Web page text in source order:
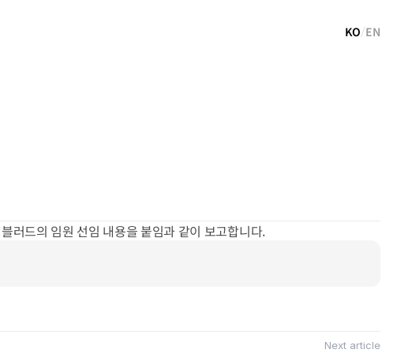
KO/EN
러드의 임원 선임 내용을 붙임과 같이 보고합니다.
Next article